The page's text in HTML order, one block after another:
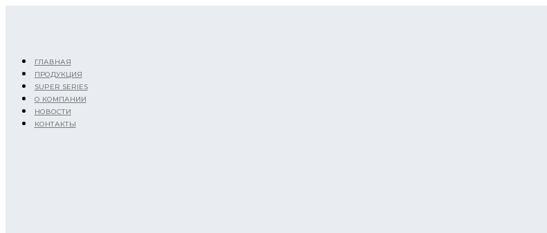
ГЛАВНАЯ
ПРОДУКЦИЯ
SUPER SERIES
О КОМПАНИИ
НОВОСТИ
КОНТАКТЫ